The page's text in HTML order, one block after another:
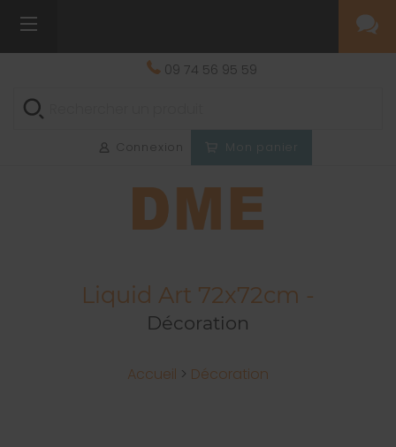
09 74 56 95 59
Connexion
Liquid Art 72x72cm -
Décoration
Accueil > Décoration